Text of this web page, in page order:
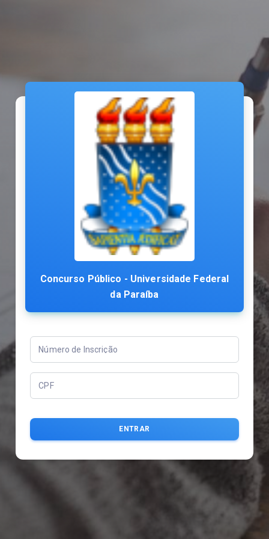
Concurso Público - Universidade Federal
da Paraíba
Número de Inscrição
CPF
ENTRAR